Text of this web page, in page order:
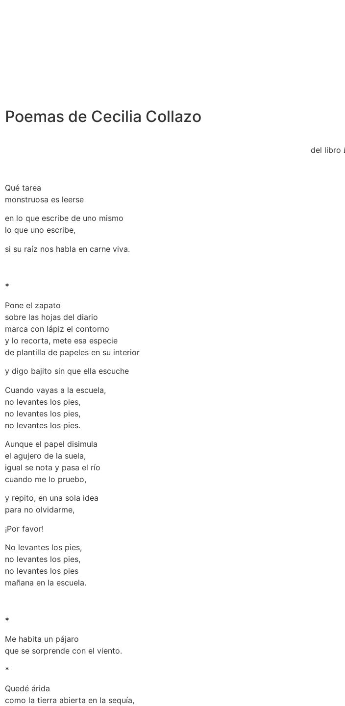
Poemas de Cecilia Collazo
del libro
Qué tarea
monstruosa es leerse
en lo que escribe de uno mismo
lo que uno escribe,
si su raíz nos habla en carne viva.
*
Pone el zapato
sobre las hojas del diario
marca con lápiz el contorno
y lo recorta, mete esa especie
de plantilla de papeles en su interior
y digo bajito sin que ella escuche
Cuando vayas a la escuela,
no levantes los pies,
no levantes los pies,
no levantes los pies.
Aunque el papel disimula
el agujero de la suela,
igual se nota y pasa el río
cuando me lo pruebo,
y repito, en una sola idea
para no olvidarme,
¡Por favor!
No levantes los pies,
no levantes los pies,
no levantes los pies
mañana en la escuela.
*
Me habita un pájaro
que se sorprende con el viento.
*
Quedé árida
como la tierra abierta en la sequía,